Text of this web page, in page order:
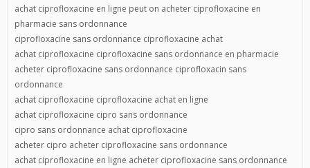
achat ciprofloxacine en ligne peut on acheter ciprofloxacine en
pharmacie sans ordonnance
ciprofloxacine sans ordonnance ciprofloxacine achat
achat ciprofloxacine ciprofloxacine sans ordonnance en pharmacie
acheter ciprofloxacine sans ordonnance ciprofloxacin sans
ordonnance
achat ciprofloxacine ciprofloxacine achat en ligne
achat ciprofloxacine cipro sans ordonnance
cipro sans ordonnance achat ciprofloxacine
acheter cipro acheter ciprofloxacine sans ordonnance
achat ciprofloxacine en ligne acheter ciprofloxacine sans ordonnance